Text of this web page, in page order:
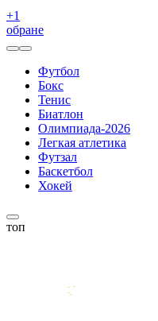
+1
обране
Футбол
Бокс
Тенис
Биатлон
Олимпиада-2026
Легкая атлетика
Футзал
Баскетбол
Хокей
топ